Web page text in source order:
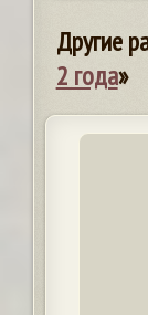
Другие
2 года»